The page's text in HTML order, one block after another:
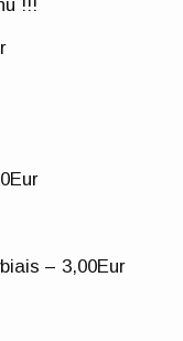
!!!
– 3,00Eur